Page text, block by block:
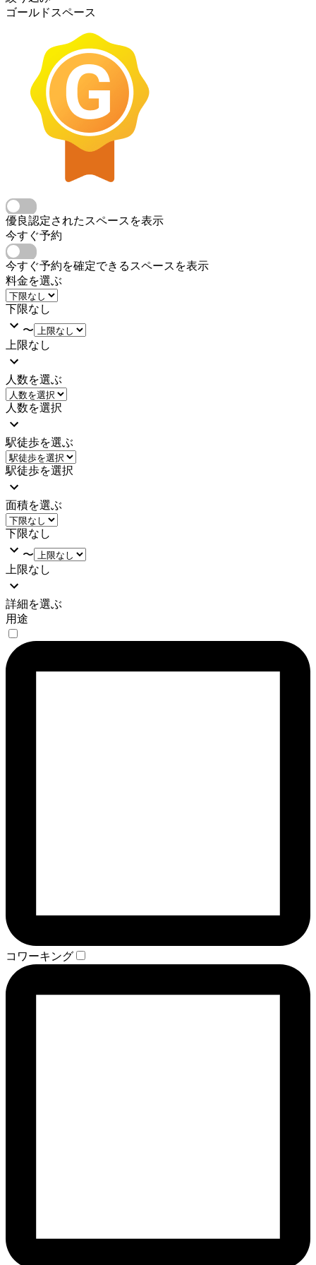
ゴールドスペース
優良認定されたスペースを表示
今すぐ予約
今すぐ予約を確定できるスペースを表示
料金を選ぶ
下限なし
〜
上限なし
人数を選ぶ
人数を選択
駅徒歩を選ぶ
駅徒歩を選択
面積を選ぶ
下限なし
〜
上限なし
詳細を選ぶ
用途
コワーキング